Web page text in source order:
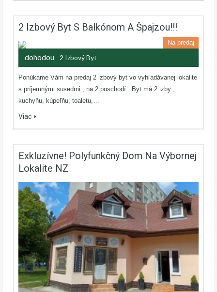
2 Izbový Byt S Balkónom A Špajzou!!!
Na predaj
dohodou - 2 Izbový Byt
Ponúkame Vám na predaj 2 izbový byt vo vyhľadávanej lokalite
s príjemnými susedmi , na 2.poschodí . Byt má 2 izby ,
kuchyňu, kúpeľňu, toaletu,…
Viac
Exkluzívne! Polyfunkčný Dom Na Výbornej
Lokalite NZ